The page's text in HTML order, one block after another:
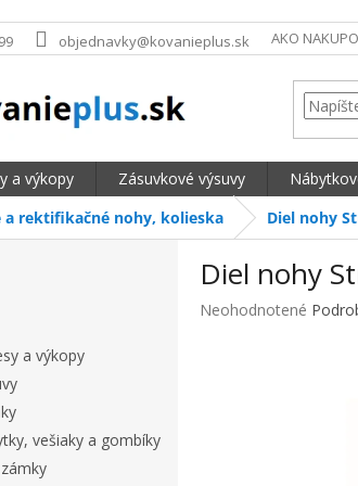
objednavky@kovanieplus.sk AKO
a výkopy Zásuvkové výsuvy
a rektifikačné nohy, kolieska Diel nohy
a výkopy
vešiaky a gombíky
Diel nohy
Priemerné
Neohodnotené